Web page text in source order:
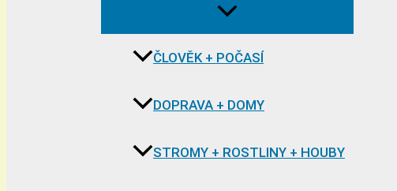
ČLOVĚK + POČASÍ
DOPRAVA + DOMY
STROMY + ROSTLINY + HOUBY